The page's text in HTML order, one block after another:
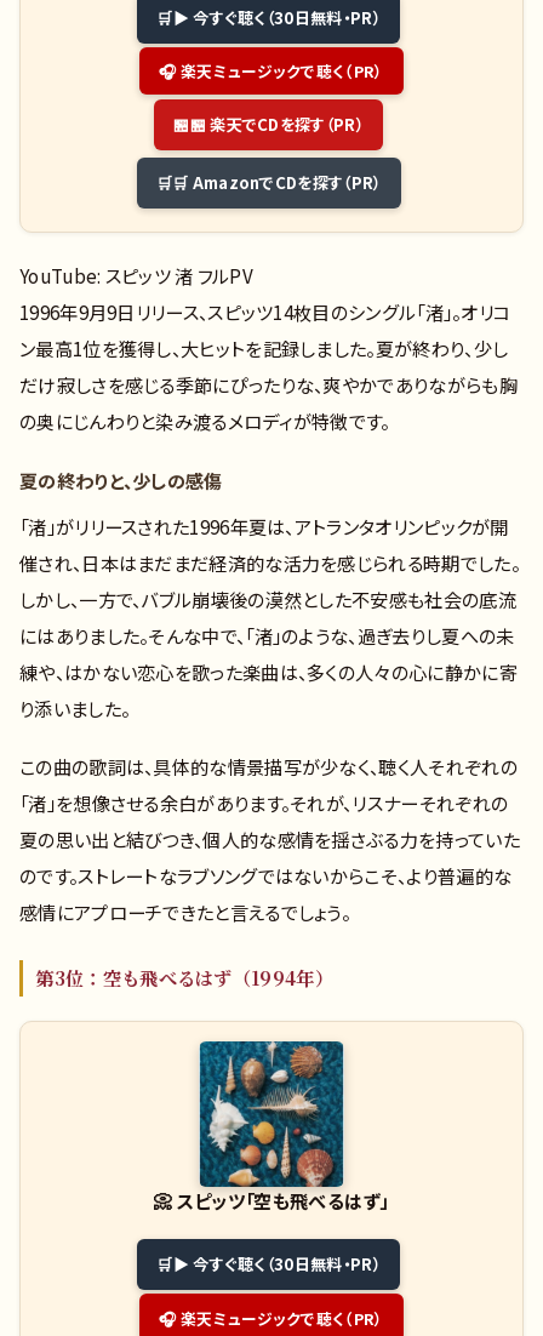
▶ 今すぐ聴く（30日無料・PR）
🎧 楽天ミュージックで聴く（PR）
🏪 楽天でCDを探す（PR）
🛒 AmazonでCDを探す（PR）
YouTube: スピッツ 渚 フルPV
1996年9月9日リリース、スピッツ14枚目のシングル「渚」。オリコ
ン最高1位を獲得し、大ヒットを記録しました。夏が終わり、少し
だけ寂しさを感じる季節にぴったりな、爽やかでありながらも胸
の奥にじんわりと染み渡るメロディが特徴です。
夏の終わりと、少しの感傷
「渚」がリリースされた1996年夏は、アトランタオリンピックが開
催され、日本はまだまだ経済的な活力を感じられる時期でした。
しかし、一方で、バブル崩壊後の漠然とした不安感も社会の底流
にはありました。そんな中で、「渚」のような、過ぎ去りし夏への未
練や、はかない恋心を歌った楽曲は、多くの人々の心に静かに寄
り添いました。
この曲の歌詞は、具体的な情景描写が少なく、聴く人それぞれの
「渚」を想像させる余白があります。それが、リスナーそれぞれの
夏の思い出と結びつき、個人的な感情を揺さぶる力を持っていた
のです。ストレートなラブソングではないからこそ、より普遍的な
感情にアプローチできたと言えるでしょう。
第3位：空も飛べるはず（1994年）
📀スピッツ「空も飛べるはず」
▶ 今すぐ聴く（30日無料・PR）
🎧 楽天ミュージックで聴く（PR）